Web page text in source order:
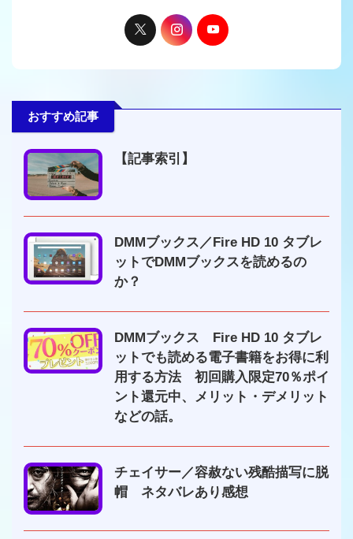
おすすめ記事
【記事索引】
DMMブックス／Fire HD 10 タブレ
ットでDMMブックスを読めるの
か？
DMMブックス Fire HD 10 タブレ
ットでも読める電子書籍をお得に利
用する方法 初回購入限定70％ポイ
ント還元中、メリット・デメリット
などの話。
チェイサー／容赦ない残酷描写に脱
帽 ネタバレあり感想